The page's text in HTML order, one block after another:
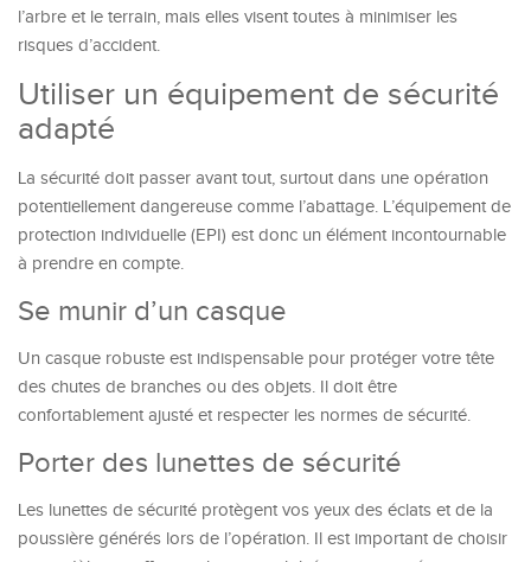
l’arbre et le terrain, mais elles visent toutes à minimiser les
risques d’accident.
Utiliser un équipement de sécurité
adapté
La sécurité doit passer avant tout, surtout dans une opération
potentiellement dangereuse comme l’abattage. L’équipement de
protection individuelle (EPI) est donc un élément incontournable
à prendre en compte.
Se munir d’un casque
Un casque robuste est indispensable pour protéger votre tête
des chutes de branches ou des objets. Il doit être
confortablement ajusté et respecter les normes de sécurité.
Porter des lunettes de sécurité
Les lunettes de sécurité protègent vos yeux des éclats et de la
poussière générés lors de l’opération. Il est important de choisir